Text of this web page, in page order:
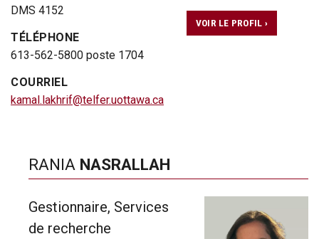
DMS 4152
TÉLÉPHONE
613-562-5800 poste 1704
COURRIEL
kamal.lakhrif@telfer.uottawa.ca
VOIR LE PROFIL ›
RANIA NASRALLAH
Gestionnaire, Services
de recherche